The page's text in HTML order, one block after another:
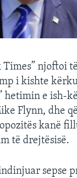
Times” njoftoi
i kishte
hetimin e ish-
Flynn, dhe
kanë
të drejtësisë.
sepse